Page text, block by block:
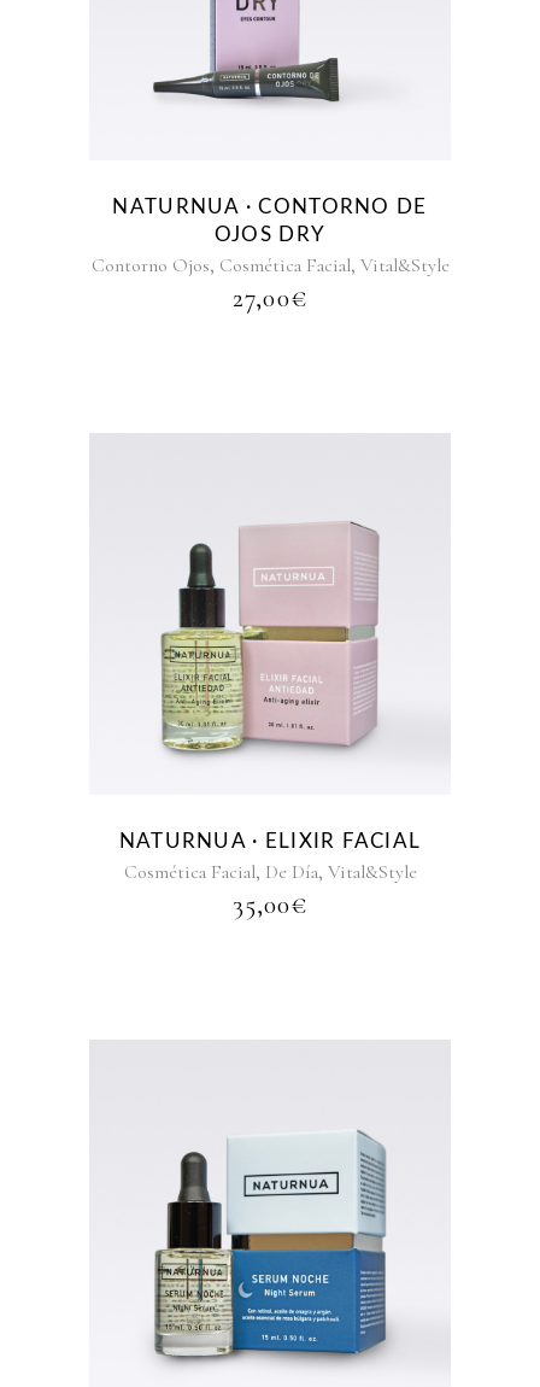
NATURNUA · CONTORNO DE
OJOS DRY
Contorno Ojos, Cosmética Facial, Vital&Style
27,00€
NATURNUA · ELIXIR FACIAL
Cosmética Facial, De Día, Vital&Style
35,00€